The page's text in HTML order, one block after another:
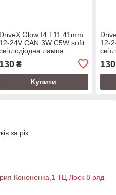
DriveX Glow I4 T11 41mm
12-24V CAN 3W C5W sofit
лампа
130₴
Купити
12-
130
за рік
Кононенка,1 ТЦ Лоск 8 ряд